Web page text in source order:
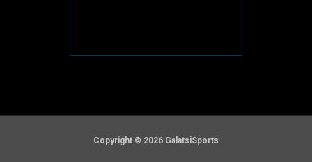
Copyright © 2026 GalatsiSports